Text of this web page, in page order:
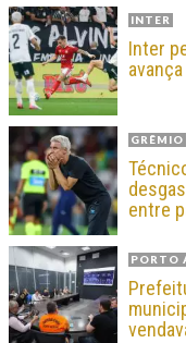
INTER
Inter
GRÊMIO
entre
PORTO